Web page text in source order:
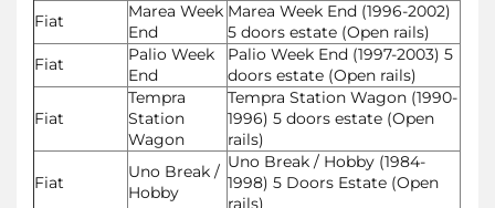
Fiat
Marea Week
End
Marea Week End (1996-2002)
5 doors estate (Open rails)
Fiat
Palio Week
End
Palio Week End (1997-2003) 5
doors estate (Open rails)
Fiat
Tempra
Station
Wagon
Tempra Station Wagon (1990-
1996) 5 doors estate (Open
rails)
Fiat
Uno Break /
Hobby
Uno Break / Hobby (1984-
1998) 5 Doors Estate (Open
rails)